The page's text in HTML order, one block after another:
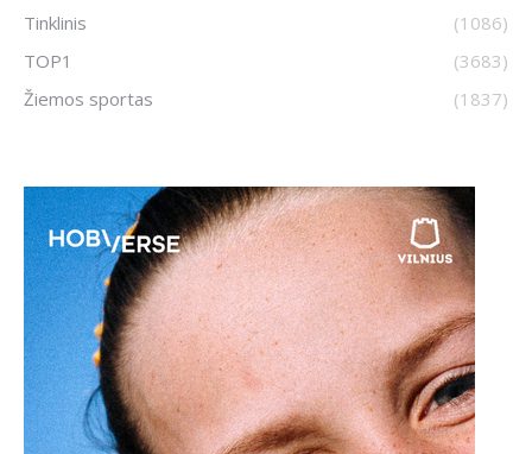
Tinklinis
(1086)
TOP1
(3683)
Žiemos sportas
(1837)